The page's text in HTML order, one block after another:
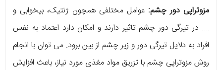
مزوتراپی دور چشم: عوامل مختلفی همچون ژنتیک، بیخوابی و
…. در تیرگی دور چشم تاثیر دارند و امکان دارد اعتماد به نفس
افراد به دلایل تیرگی دور و زیر چشم از بین برود. می توان با انجام
روش مزوتراپی چشم با تزریق مواد مغذی مورد نیاز، باعث افزایش